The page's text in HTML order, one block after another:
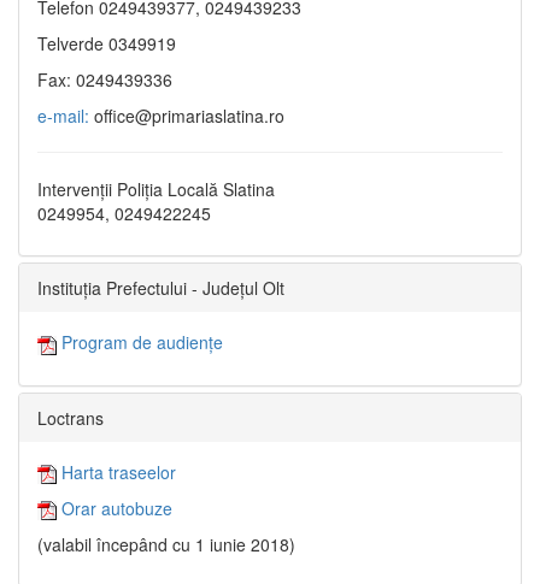
Telefon 0249439377, 0249439233
Telverde 0349919
Fax: 0249439336
e-mail: office@primariaslatina.ro
Intervenții Poliția Locală Slatina
0249954, 0249422245
Instituția Prefectului - Județul Olt
Program de audiențe
Loctrans
Harta traseelor
Orar autobuze
(valabil începând cu 1 iunie 2018)